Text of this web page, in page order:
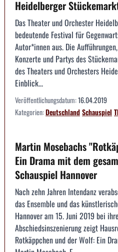
Heidelberger
Das Theater und Orchester
bedeutende Festival für
Autor*innen aus. Die
Konzerte und Partys des
des Theaters und Orchesters
Einblick...
Veröffentlichungsdatum:16.04.2019
Kategorien:DeutschlandSchauspiel
Martin Mosebachs
Ein Drama mit dem
Schauspiel Hannover
Nach zehn Jahren Intendanz
das Ensemble und das
Hannover am 15. Juni 2019 bei
Abschiedsinszenierung zeigt
Rotkäppchen und der Wolf: Ein